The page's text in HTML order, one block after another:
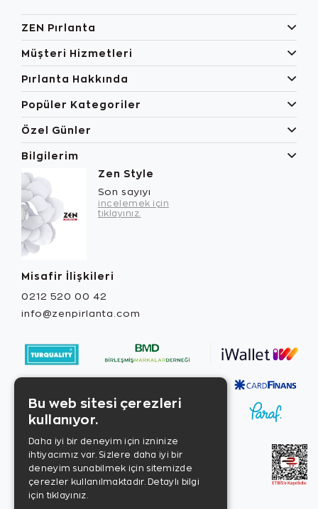
ZEN Pırlanta
Müşteri Hizmetleri
Pırlanta Hakkında
Popüler Kategoriler
Özel Günler
Bilgilerim
Zen Style
Son sayıyı
incelemek için
tıklayınız.
Misafir İlişkileri
0212 520 00 42
info@zenpirlanta.com
Bu web sitesi çerezleri
kullanıyor.
Daha iyi bir deneyim için izninize
ihtiyacımız var. Sizlere daha iyi bir
deneyim sunabilmek için sitemizde
çerezler kullanılmaktadır. Detaylı bilgi
için tıklayınız.